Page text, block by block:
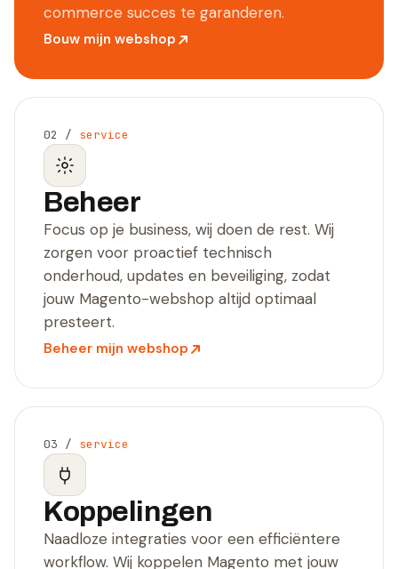
commerce succes te garanderen.
Bouw mijn webshop
02 / service
Beheer
Focus op je business, wij doen de rest. Wij
zorgen voor proactief technisch
onderhoud, updates en beveiliging, zodat
jouw Magento-webshop altijd optimaal
presteert.
Beheer mijn webshop
03 / service
Koppelingen
Naadloze integraties voor een efficiëntere
workflow. Wij koppelen Magento met jouw